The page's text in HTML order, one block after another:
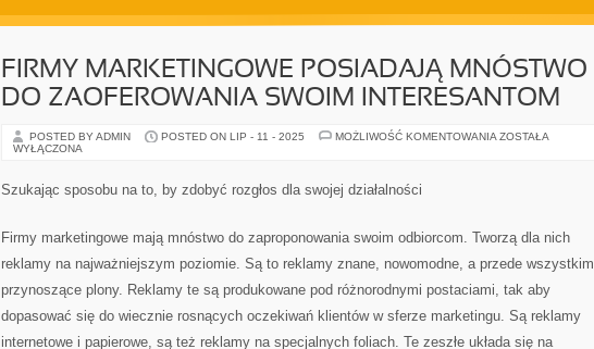
FIRMY MARKETINGOWE POSIADAJĄ MNÓSTWO
DO ZAOFEROWANIA SWOIM INTERESANTOM
POSTED BY ADMIN POSTED ON LIP - 11 - 2025 MOŻLIWOŚĆ KOMENTOWANIA FIRMY
ZOSTAŁA
WYŁĄCZONA
Szukając sposobu na to, by zdobyć rozgłos dla swojej działalności
Firmy marketingowe mają mnóstwo do zaproponowania swoim odbiorcom. Tworzą dla nich
reklamy na najważniejszym poziomie. Są to reklamy znane, nowomodne, a przede wszystkim
przynoszące plony. Reklamy te są produkowane pod różnorodnymi postaciami, tak aby
dopasować się do wiecznie rosnących oczekiwań klientów w sferze marketingu. Są reklamy
internetowe i papierowe, są też reklamy na specjalnych foliach. Te zeszłe układa się na